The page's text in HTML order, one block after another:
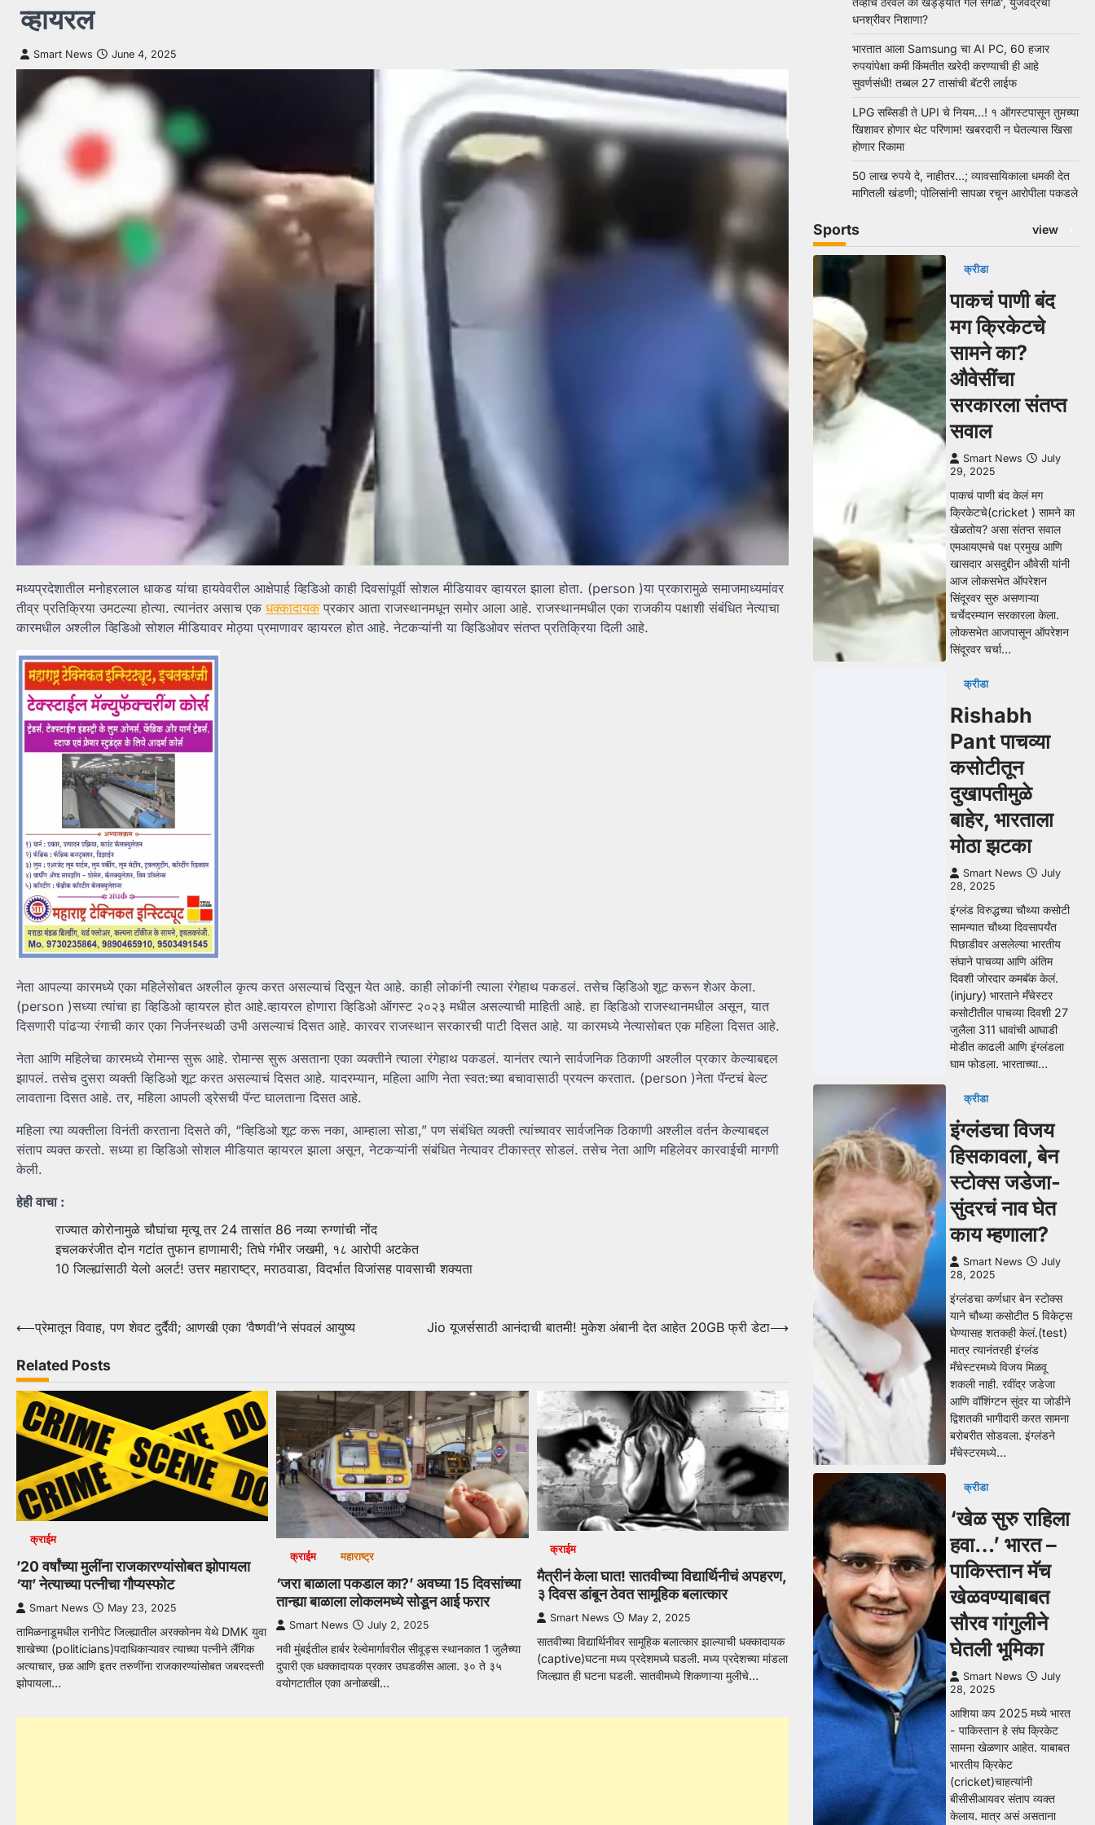
व्हायरल
Smart News June 4, 2025
मध्यप्रदेशातील मनोहरलाल धाकड यांचा हायवेवरील आक्षेपार्ह व्हिडिओ काही दिवसांपूर्वी सोशल मीडियावर व्हायरल झाला होता. (person )या प्रकारामुळे समाजमाध्यमांवर
तीव्र प्रतिक्रिया उमटल्या होत्या. त्यानंतर असाच एक धक्कादायकप्रकार आता राजस्थानमधून समोर आला आहे. राजस्थानमधील एका राजकीय पक्षाशी संबंधित नेत्याचा
कारमधील अश्लील व्हिडिओ सोशल मीडियावर मोठ्या प्रमाणावर व्हायरल होत आहे. नेटकऱ्यांनी या व्हिडिओवर संतप्त प्रतिक्रिया दिली आहे.
नेता आपल्या कारमध्ये एका महिलेसोबत अश्लील कृत्य करत असल्याचं दिसून येत आहे. काही लोकांनी त्याला रंगेहाथ पकडलं. तसेच व्हिडिओ शूट करून शेअर केला.
(person )सध्या त्यांचा हा व्हिडिओ व्हायरल होत आहे.व्हायरल होणारा व्हिडिओ ऑगस्ट २०२३ मधील असल्याची माहिती आहे. हा व्हिडिओ राजस्थानमधील असून, यात
दिसणारी पांढऱ्या रंगाची कार एका निर्जनस्थळी उभी असल्याचं दिसत आहे. कारवर राजस्थान सरकारची पाटी दिसत आहे. या कारमध्ये नेत्यासोबत एक महिला दिसत आहे.
नेता आणि महिलेचा कारमध्ये रोमान्स सुरू आहे. रोमान्स सुरू असताना एका व्यक्तीने त्याला रंगेहाथ पकडलं. यानंतर त्याने सार्वजनिक ठिकाणी अश्लील प्रकार केल्याबद्दल
झापलं. तसेच दुसरा व्यक्ती व्हिडिओ शूट करत असल्याचं दिसत आहे. यादरम्यान, महिला आणि नेता स्वत:च्या बचावासाठी प्रयत्न करतात. (person )नेता पॅन्टचं बेल्ट
लावताना दिसत आहे. तर, महिला आपली ड्रेसची पॅन्ट घालताना दिसत आहे.
महिला त्या व्यक्तीला विनंती करताना दिसते की, “व्हिडिओ शूट करू नका, आम्हाला सोडा,” पण संबंधित व्यक्ती त्यांच्यावर सार्वजनिक ठिकाणी अश्लील वर्तन केल्याबद्दल
संताप व्यक्त करतो. सध्या हा व्हिडिओ सोशल मीडियात व्हायरल झाला असून, नेटकऱ्यांनी संबंधित नेत्यावर टीकास्त्र सोडलं. तसेच नेता आणि महिलेवर कारवाईची मागणी
केली.
हेही वाचा :
राज्यात कोरोनामुळे चौघांचा मृत्यू तर 24 तासांत 86 नव्या रुग्णांची नोंद
इचलकरंजीत दोन गटांत तुफान हाणामारी; तिघे गंभीर जखमी, १८ आरोपी अटकेत
10 जिल्ह्यांसाठी येलो अलर्ट! उत्तर महाराष्ट्र, मराठवाडा, विदर्भात विजांसह पावसाची शक्यता
Post
navigation
⟵प्रेमातून विवाह, पण शेवट दुर्दैवी; आणखी एका ‘वैष्णवी’ने संपवलं आयुष्य Jio यूजर्ससाठी आनंदाची बातमी! मुकेश अंबानी देत आहेत 20GB फ्री डेटा⟶
Related Posts
क्राईम
’20 वर्षांच्या मुलींना राजकारण्यांसोबत झोपायला
‘या’ नेत्याच्या पत्नीचा गौप्यस्फोट
Smart News May 23, 2025
तामिळनाडूमधील रानीपेट जिल्ह्यातील अरक्कोनम येथे DMK युवा
शाखेच्या (politicians)पदाधिकाऱ्यावर त्याच्या पत्नीने लैंगिक
अत्याचार, छळ आणि इतर तरुणींना राजकारण्यांसोबत जबरदस्ती
झोपायला…
क्राईम महाराष्ट्र
‘जरा बाळाला पकडाल का?’ अवघ्या 15 दिवसांच्या
तान्ह्या बाळाला लोकलमध्ये सोडून आई फरार
Smart News July 2, 2025
नवी मुंबईतील हार्बर रेल्वेमार्गावरील सीवूड्स स्थानकात 1 जुलैच्या
दुपारी एक धक्कादायक प्रकार उघडकीस आला. ३० ते ३५
वयोगटातील एका अनोळखी…
क्राईम
मैत्रीनं केला घात! सातवीच्या विद्यार्थिनीचं अपहरण,
३ दिवस डांबून ठेवत सामूहिक बलात्कार
Smart News May 2, 2025
सातवीच्या विद्यार्थिनीवर सामूहिक बलात्कार झाल्याची धक्कादायक
(captive)घटना मध्य प्रदेशमध्ये घडली. मध्य प्रदेशच्या मांडला
जिल्ह्यात ही घटना घडली. सातवीमध्ये शिकणाऱ्या मुलीचे…
धनश्रीवर निशाणा?
भारतात आला Samsung चा AI PC, 60 हजार
रुपयांपेक्षा कमी किंमतीत खरेदी करण्याची ही आहे
सुवर्णसंधी! तब्बल 27 तासांची बॅटरी लाईफ
LPG सब्सिडी ते UPI चे नियम…! १ ऑगस्टपासून तुमच्या
खिशावर होणार थेट परिणाम! खबरदारी न घेतल्यास खिसा
होणार रिकामा
50 लाख रुपये दे, नाहीतर…; व्यावसायिकाला धमकी देत
मागितली खंडणी; पोलिसांनी सापळा रचून आरोपीला पकडले
Sports view
क्रीडा
पाकचं पाणी बंद
मग क्रिकेटचे
सामने का?
औवेसींचा
सरकारला संतप्त
सवाल
Smart News
July
29, 2025
पाकचं पाणी बंद केलं मग
क्रिकेटचे(cricket ) सामने का
खेळतोय? असा संतप्त सवाल
एमआयएमचे पक्ष प्रमुख आणि
खासदार असदुद्दीन औवेसी यांनी
आज लोकसभेत ऑपरेशन
सिंदूरवर सुरु असणाऱ्या
चर्चेदरम्यान सरकारला केला.
लोकसभेत आजपासून ऑपरेशन
सिंदूरवर चर्चा…
क्रीडा
Rishabh
Pant पाचव्या
कसोटीतून
दुखापतीमुळे
बाहेर, भारताला
मोठा झटका
Smart News
July
28, 2025
इंग्लंड विरुद्धच्या चौथ्या कसोटी
सामन्यात चौथ्या दिवसापर्यंत
पिछाडीवर असलेल्या भारतीय
संघाने पाचव्या आणि अंतिम
दिवशी जोरदार कमबॅक केलं.
(injury) भारताने मँचेस्टर
कसोटीतील पाचव्या दिवशी 27
जुलैला 311 धावांची आघाडी
मोडीत काढली आणि इंग्लंडला
घाम फोडला. भारताच्या…
क्रीडा
इंग्लंडचा विजय
हिसकावला, बेन
स्टोक्स जडेजा-
सुंदरचं नाव घेत
काय म्हणाला?
Smart News
July
28, 2025
इंग्लंडचा कर्णधार बेन स्टोक्स
याने चौथ्या कसोटीत 5 विकेट्स
घेण्यासह शतकही केलं.(test)
मात्र त्यानंतरही इंग्लंड
मँचेस्टरमध्ये विजय मिळवू
शकली नाही. रवींद्र जडेजा
आणि वॉशिंग्टन सुंदर या जोडीने
द्विशतकी भागीदारी करत सामना
बरोबरीत सोडवला. इंग्लंडने
मँचेस्टरमध्ये…
क्रीडा
‘खेळ सुरु राहिला
हवा…’ भारत –
पाकिस्तान मॅच
खेळवण्याबाबत
सौरव गांगुलीने
घेतली भूमिका
Smart News
July
28, 2025
आशिया कप 2025 मध्ये भारत
- पाकिस्तान हे संघ क्रिकेट
सामना खेळणार आहेत. याबाबत
भारतीय क्रिकेट
(cricket)चाहत्यांनी
बीसीसीआयवर संताप व्यक्त
केलाय. मात्र असं असताना